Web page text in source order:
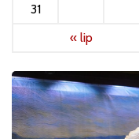
31
« lip